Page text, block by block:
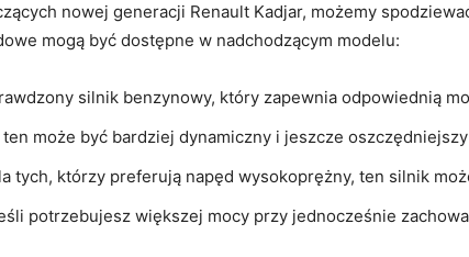
nowej generacji Renault Kadjar, możemy
mogą być dostępne w nadchodzącym​ modelu:
silnik ⁢benzynowy, który zapewnia odpowiednią
może być bardziej dynamiczny i‌ jeszcze
tych, którzy preferują napęd wysokoprężny, ⁢ten‍ silnik
potrzebujesz większej mocy przy jednocześnie​